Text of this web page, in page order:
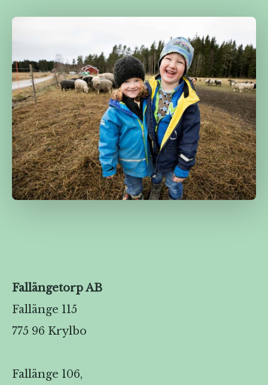
Fallängetorp AB
Fallänge 115
775 96 Krylbo
Fallänge 106,